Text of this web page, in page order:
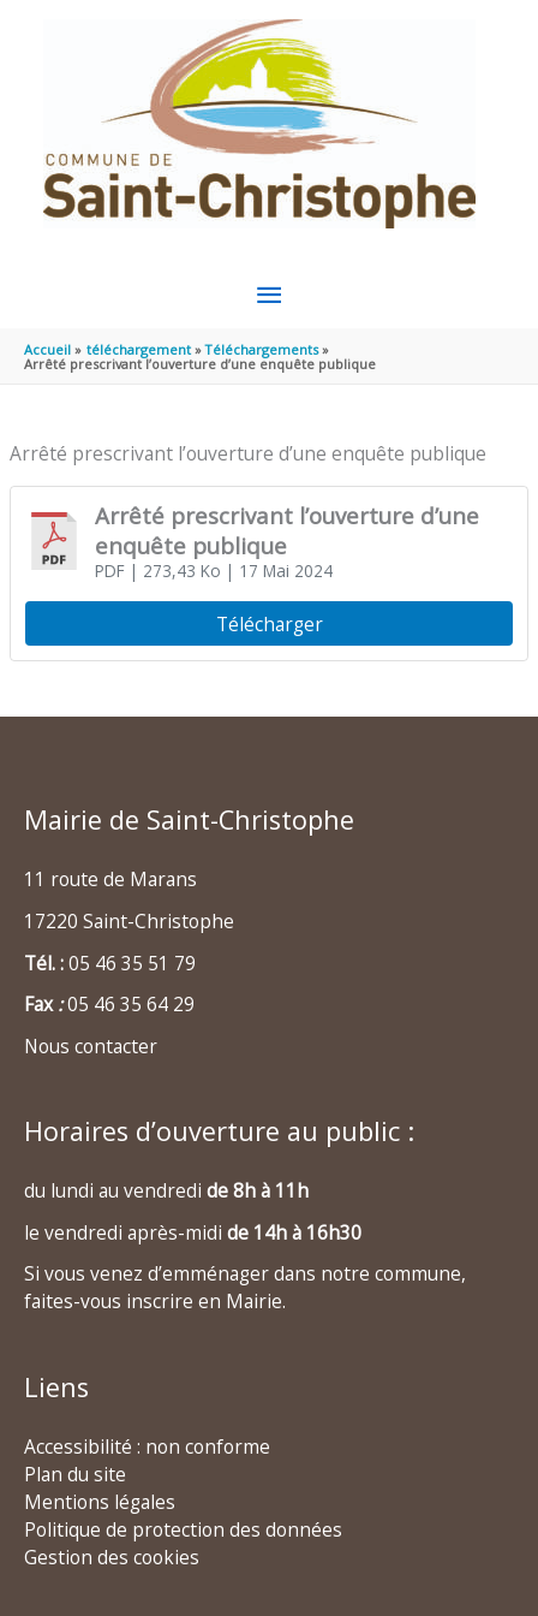
MENU
PRINCIPAL
Accueil téléchargement
Téléchargements
Arrêté prescrivant l’ouverture d’une enquête publique
Arrêté prescrivant l’ouverture d’une enquête publique
Arrêté prescrivant l’ouverture d’une
enquête publique
PDF| 273,43 Ko | 17 Mai 2024
Télécharger
Mairie de Saint-Christophe
11 route de Marans
17220 Saint-Christophe
Tél. :05 46 35 51 79
Fax:05 46 35 64 29
Nous contacter
Horaires d’ouverture au public :
du lundi au vendredi de 8h à 11h
le vendredi après-midi de 14h à 16h30
Si vous venez d’emménager dans notre commune,
faites-vous inscrire en Mairie.
Liens
Accessibilité : non conforme
Plan du site
Mentions légales
Politique de protection des données
Gestion des cookies